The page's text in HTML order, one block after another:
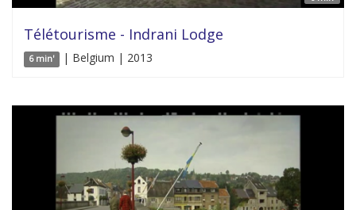
Télétourisme - Indrani Lodge
6 min' | Belgium | 2013